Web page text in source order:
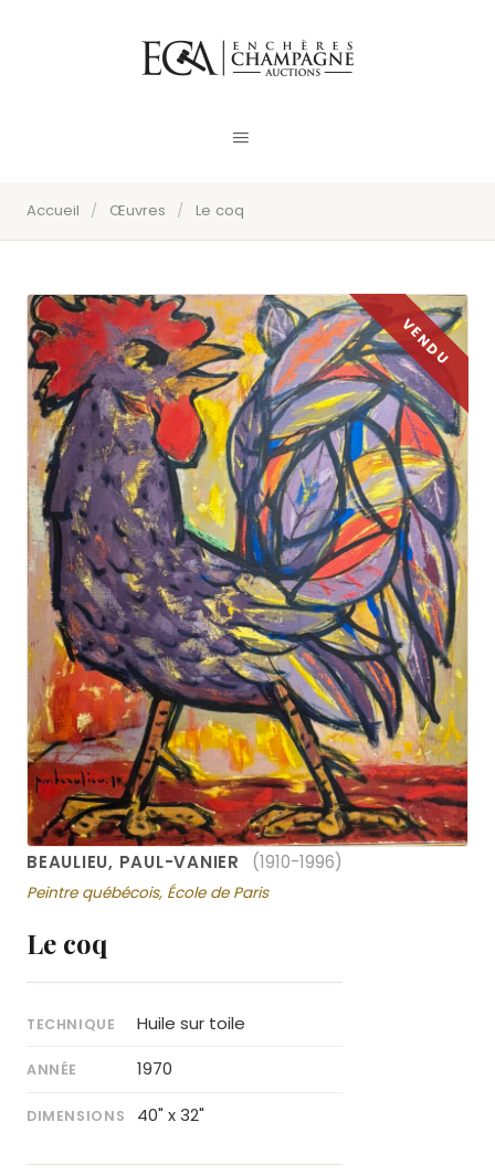
Accueil / Œuvres / Le coq
BEAULIEU, PAUL-VANIER (1910-1996)
Peintre québécois, École de Paris
Le coq
TECHNIQUE Huile sur toile
ANNÉE 1970
DIMENSIONS 40" x 32"